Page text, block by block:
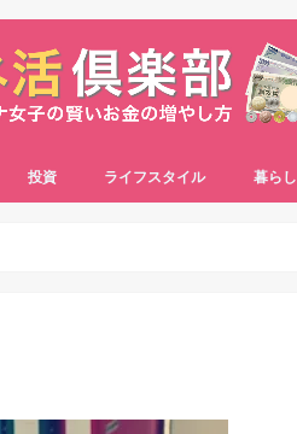
投資 ライフスタイル 暮らし